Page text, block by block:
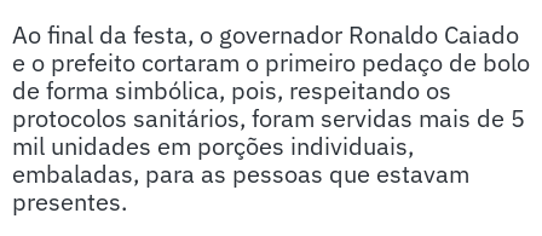
Ao final da festa, o governador Ronaldo Caiado
e o prefeito cortaram o primeiro pedaço de bolo
de forma simbólica, pois, respeitando os
protocolos sanitários, foram servidas mais de 5
mil unidades em porções individuais,
embaladas, para as pessoas que estavam
presentes.